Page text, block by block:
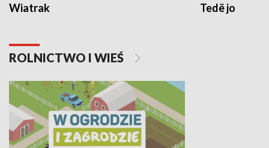
Wiatrak Tedë jo
ROLNICTWO I WIEŚ